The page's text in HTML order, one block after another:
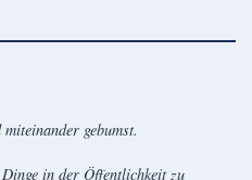
gebumst.
in der Öffentlichkeit zu